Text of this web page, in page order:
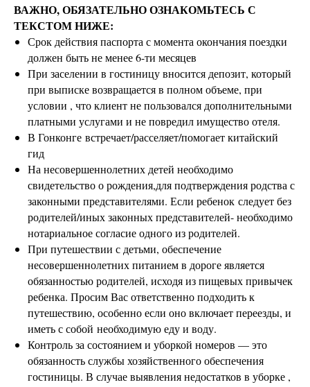
ВАЖНО, ОБЯЗАТЕЛЬНО ОЗНАКОМЬТЕСЬ С
ТЕКСТОМ НИЖЕ:
Срок действия паспорта с момента окончания поездки
должен быть не менее 6-ти месяцев
При заселении в гостиницу вносится депозит, который
при выписке возвращается в полном объеме, при
условии , что клиент не пользовался дополнительными
платными услугами и не повредил имущество отеля.
В Гонконге встречает/расселяет/помогает китайский
гид
На несовершеннолетних детей необходимо
свидетельство о рождения,для подтверждения родства с
законными представителями. Если ребенок следует без
родителей/иных законных представителей- необходимо
нотариальное согласие одного из родителей.
При путешествии с детьми, обеспечение
несовершеннолетних питанием в дороге является
обязанностью родителей, исходя из пищевых привычек
ребенка. Просим Вас ответственно подходить к
путешествию, особенно если оно включает переезды, и
иметь с собой необходимую еду и воду.
Контроль за состоянием и уборкой номеров — это
обязанность службы хозяйственного обеспечения
гостиницы. В случае выявления недостатков в уборке ,